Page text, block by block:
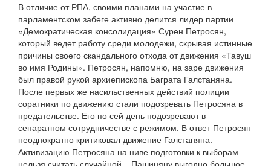
В отличие от РПА, своими планами на участие в
парламентском забеге активно делится лидер партии
«Демократическая консолидация» Сурен Петросян,
который ведет работу среди молодежи, скрывая истинные
причины своего скандального отхода от движения «Тавуш
во имя Родины». Петросян, напомню, на заре движения
был правой рукой архиепископа Баграта Галстаняна.
После первых же насильственных действий полиции
соратники по движению стали подозревать Петросяна в
предательстве. Его по сей день подозревают в
сепаратном сотрудничестве с режимом. В ответ Петросян
неоднократно критиковал движение Галстаняна.
Активизацию Петросяна на ниве подготовки к выборам